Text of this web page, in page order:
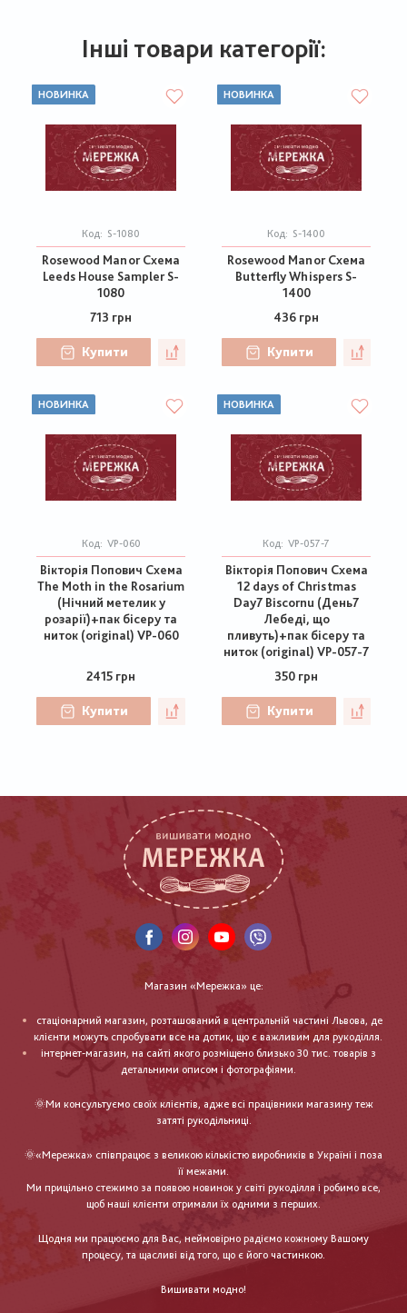
Інші товари категорії:
НОВИНКА
Код: S-1080
Rosewood Manor Схема
Leeds House Sampler S-
1080
713 грн
Купити
НОВИНКА
Код: S-1400
Rosewood Manor Схема
Butterfly Whispers S-
1400
436 грн
Купити
НОВИНКА
Код: VP-060
Вікторія Попович Схема
The Moth in the Rosarium
(Нічний метелик у
розарії)+пак бісеру та
ниток (original) VP-060
2415 грн
Купити
НОВИНКА
Код: VP-057-7
Вікторія Попович Схема
12 days of Christmas
Day7 Biscornu (День7
Лебеді, що
пливуть)+пак бісеру та
ниток (original) VP-057-7
350 грн
Купити
Магазин «Мережка» це:
стаціонарний магазин, розташований в центральній частині Львова, де
клієнти можуть спробувати все на дотик, що є важливим для рукоділля.
інтернет-магазин, на сайті якого розміщено близько 30 тис. товарів з
детальними описом і фотографіями.
🌞Ми консультуємо своїх клієнтів, адже всі працівники магазину теж
затяті рукодільниці.
🌞«Мережка» співпрацює з великою кількістю виробників в Україні і поза
її межами.
Ми прицільно стежимо за появою новинок у світі рукоділля і робимо все,
щоб наші клієнти отримали їх одними з перших.
Щодня ми працюємо для Вас, неймовірно радіємо кожному Вашому
процесу, та щасливі від того, що є його частинкою.
Вишивати модно!